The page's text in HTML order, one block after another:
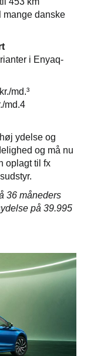
danske
i Enyaq-
md.³
md.4
ydelse og
og må nu
oplagt til fx
36 måneders
på 39.995